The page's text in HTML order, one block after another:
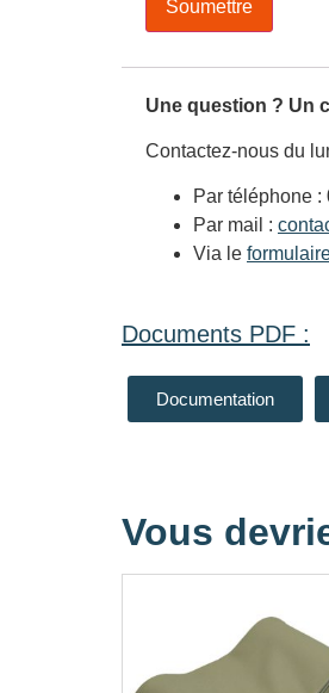
Une question ? Un
Contactez-nous du
Par téléphone :
Par mail :
Via le
Documents PDF :
Documentation
Vous